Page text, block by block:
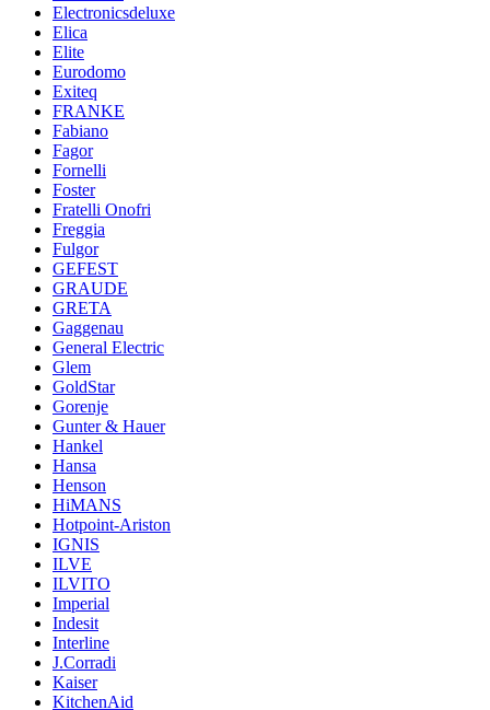
Electronicsdeluxe
Elica
Elite
Eurodomo
Exiteq
FRANKE
Fabiano
Fagor
Fornelli
Foster
Fratelli Onofri
Freggia
Fulgor
GEFEST
GRAUDE
GRETA
Gaggenau
General Electric
Glem
GoldStar
Gorenje
Gunter & Hauer
Hankel
Hansa
Henson
HiMANS
Hotpoint-Ariston
IGNIS
ILVE
ILVITO
Imperial
Indesit
Interline
J.Corradi
Kaiser
KitchenAid